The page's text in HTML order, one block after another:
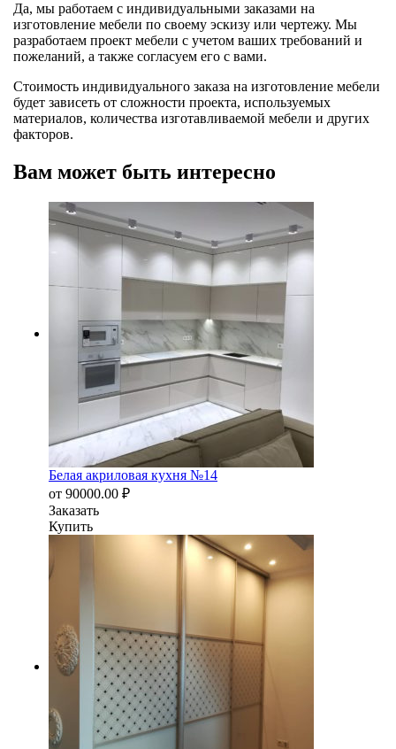
Да, мы работаем с индивидуальными заказами на
изготовление мебели по своему эскизу или чертежу. Мы
разработаем проект мебели с учетом ваших требований и
пожеланий, а также согласуем его с вами.
Стоимость индивидуального заказа на изготовление мебели
будет зависеть от сложности проекта, используемых
материалов, количества изготавливаемой мебели и других
факторов.
Вам может быть интересно
Белая акриловая кухня №14
от 90000.00 ₽
Заказать
Купить